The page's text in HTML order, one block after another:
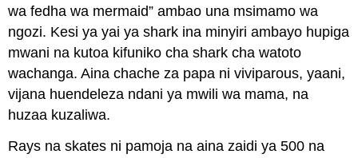
wa fedha wa mermaid” ambao una msimamo wa
ngozi. Kesi ya yai ya shark ina minyiri ambayo hupiga
mwani na kutoa kifuniko cha shark cha watoto
wachanga. Aina chache za papa ni viviparous, yaani,
vijana huendeleza ndani ya mwili wa mama, na
huzaa kuzaliwa.
Rays na skates ni pamoja na aina zaidi ya 500 na